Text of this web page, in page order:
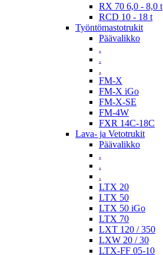
RX 70 6,0 - 8,0 t
RCD 10 - 18 t
Työntömastotrukit
Päävalikko
.
.
.
FM-X
FM-X iGo
FM-X-SE
FM-4W
FXR 14C-18C
Lava- ja Vetotrukit
Päävalikko
.
.
.
LTX 20
LTX 50
LTX 50 iGo
LTX 70
LXT 120 / 350
LXW 20 / 30
LTX-FF 05-10